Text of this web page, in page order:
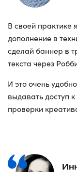
В своей практике
дополнение в
сделай баннер в
текста через
И это очень
выдавать доступ
проверки